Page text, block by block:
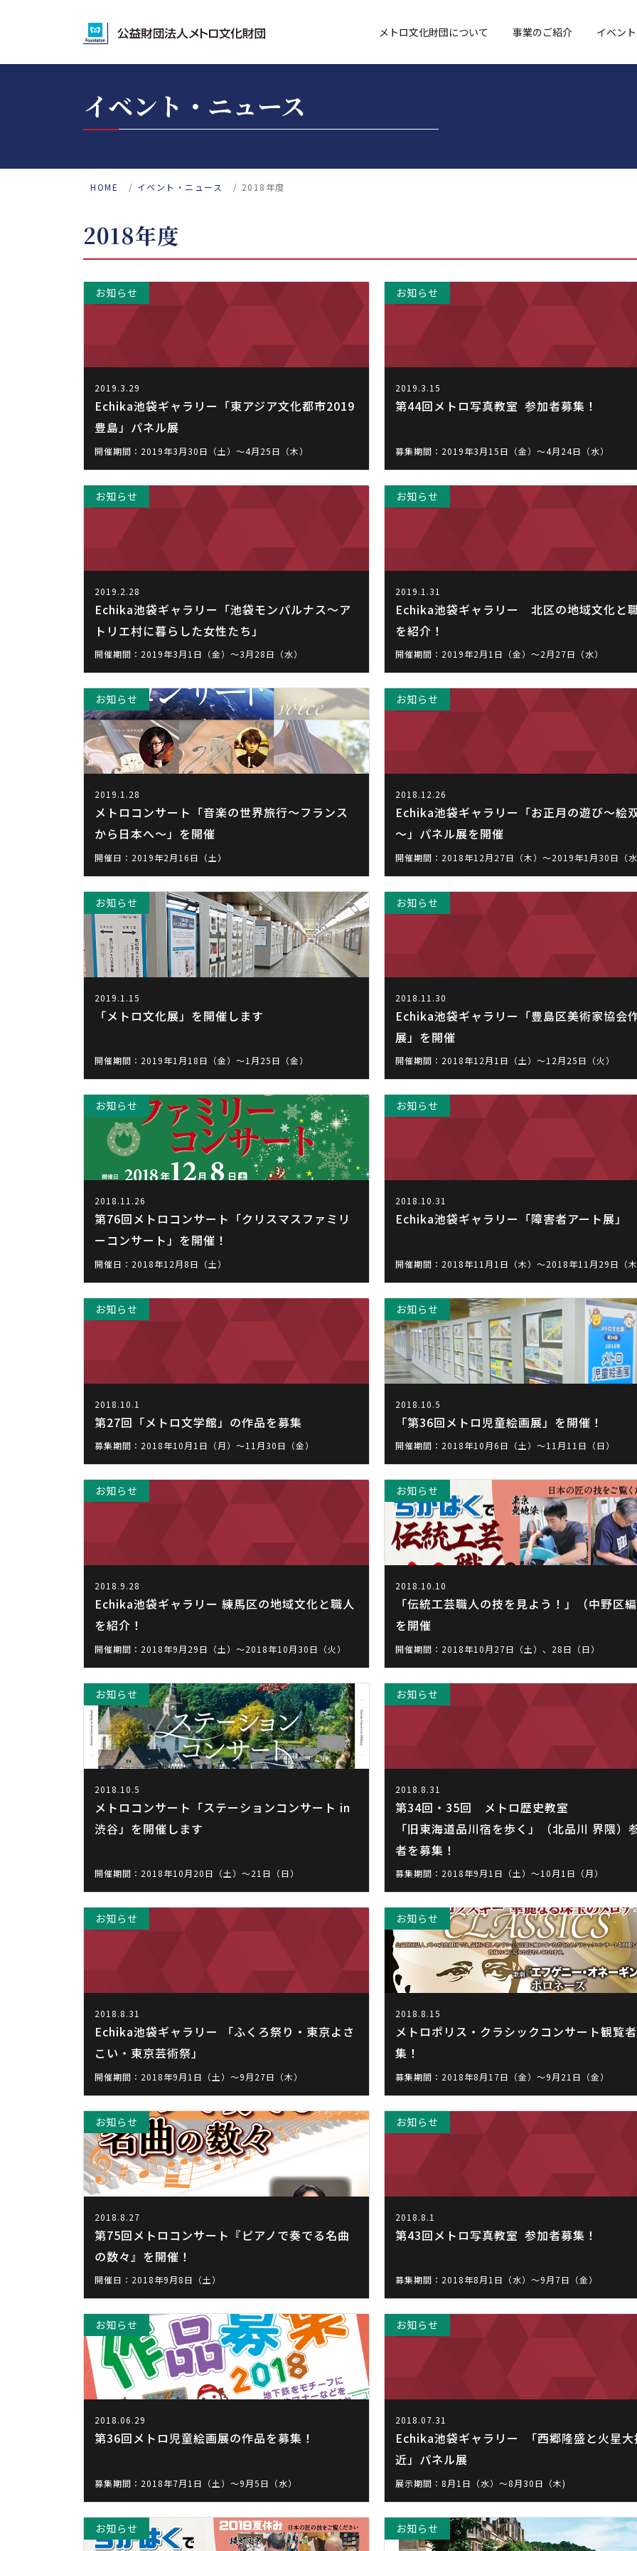
メトロ文化財団について 事業のご紹介 イベン
イベント・ニュース
HOME イベント・ニュース 2018年度
2018年度
お知らせ
2019.3.29
Echika池袋ギャラリー「東アジア文化都市2019
豊島」パネル展
開催期間：2019年3月30日（土）～4月25日（木）
お知らせ
2019.3.15
第44回メトロ写真教室 参加者募集！
募集期間：2019年3月15日（金）～4月24日（水）
お知らせ
2019.2.28
Echika池袋ギャラリー「池袋モンパルナス～ア
トリエ村に暮らした女性たち」
開催期間：2019年3月1日（金）～3月28日（水）
お知らせ
2019.1.31
Echika池袋ギャラリー 北区の地域文化と
を紹介！
開催期間：2019年2月1日（金）～2月27日（水）
お知らせ
2019.1.28
メトロコンサート「音楽の世界旅行～フランス
から日本へ～」を開催
開催日：2019年2月16日（土）
お知らせ
2018.12.26
Echika池袋ギャラリー「お正月の遊び～絵
～」パネル展を開催
開催期間：2018年12月27日（木）～2019年1月30日（
お知らせ
2019.1.15
「メトロ文化展」を開催します
開催期間：2019年1月18日（金）～1月25日（金）
お知らせ
2018.11.30
Echika池袋ギャラリー「豊島区美術家協会
展」を開催
開催期間：2018年12月1日（土）～12月25日（火）
お知らせ
2018.11.26
第76回メトロコンサート「クリスマスファミリ
ーコンサート」を開催！
開催日：2018年12月8日（土）
お知らせ
2018.10.31
Echika池袋ギャラリー「障害者アート展」
開催期間：2018年11月1日（木）～2018年11月29日（
お知らせ
2018.10.1
第27回「メトロ文学館」の作品を募集
募集期間：2018年10月1日（月）～11月30日（金）
お知らせ
2018.10.5
「第36回メトロ児童絵画展」を開催！
開催期間：2018年10月6日（土）～11月11日（日）
お知らせ
2018.9.28
Echika池袋ギャラリー 練馬区の地域文化と職人
を紹介！
開催期間：2018年9月29日（土）～2018年10月30日（火）
お知らせ
2018.10.10
「伝統工芸職人の技を見よう！」（中野区
を開催
開催期間：2018年10月27日（土）、28日（日）
お知らせ
2018.10.5
メトロコンサート「ステーションコンサート in
渋谷」を開催します
開催期間：2018年10月20日（土）～21日（日）
お知らせ
2018.8.31
第34回・35回 メトロ歴史教室
「旧東海道品川宿を歩く」（北品川 界隈）
者を募集！
募集期間：2018年9月1日（土）～10月1日（月）
お知らせ
2018.8.31
Echika池袋ギャラリー 「ふくろ祭り・東京よさ
こい・東京芸術祭」
開催期間：2018年9月1日（土）～9月27日（木）
お知らせ
2018.8.15
メトロポリス・クラシックコンサート観覧
集！
募集期間：2018年8月17日（金）～9月21日（金）
お知らせ
2018.8.27
第75回メトロコンサート『ピアノで奏でる名曲
の数々』を開催！
開催日：2018年9月8日（土）
お知らせ
2018.8.1
第43回メトロ写真教室 参加者募集！
募集期間：2018年8月1日（水）～9月7日（金）
お知らせ
2018.06.29
第36回メトロ児童絵画展の作品を募集！
募集期間：2018年7月1日（土）～9月5日（水）
お知らせ
2018.07.31
Echika池袋ギャラリー 「西郷隆盛と火星大
近」パネル展
展示期間：8月1日（水）～8月30日（木)
お知らせ お知らせ